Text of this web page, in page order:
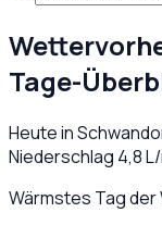
Tage-
Heute in
Niederschlag 4,8
Wärmstes Tag der